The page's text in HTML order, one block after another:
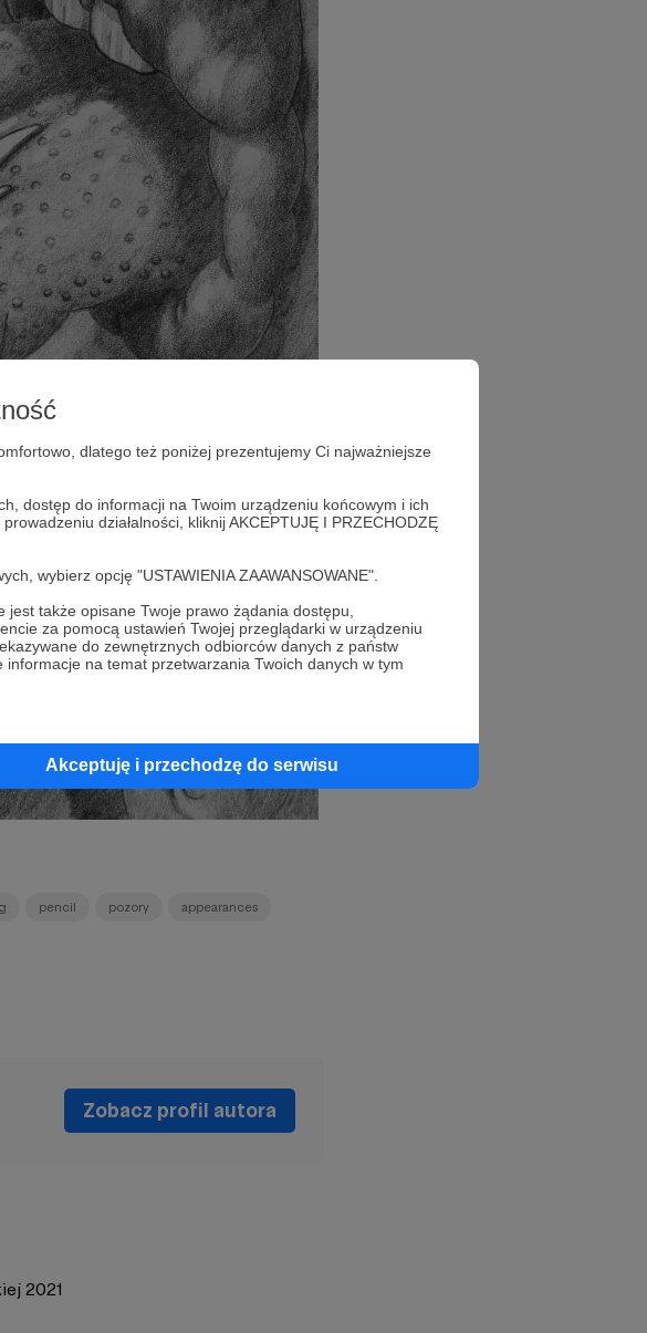
dlatego też poniżej prezentujemy Ci najważniejsze
dostęp do informacji na Twoim urządzeniu końcowym i ich
działalności, kliknij AKCEPTUJĘ I PRZECHODZĘ
wybierz opcję "USTAWIENIA ZAAWANSOWANE".
jest także opisane Twoje prawo żądania dostępu,
za pomocą ustawień Twojej przeglądarki w urządzeniu
do zewnętrznych odbiorców danych z państw
na temat przetwarzania Twoich danych w tym
Akceptuję i przechodzę do serwisu
pencil pozory appearances
Zobacz profil autora
2021